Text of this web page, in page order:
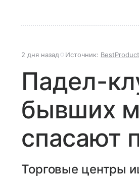
2 дня назад Источник:
Падел-
бывших
спасают
Торговые центры